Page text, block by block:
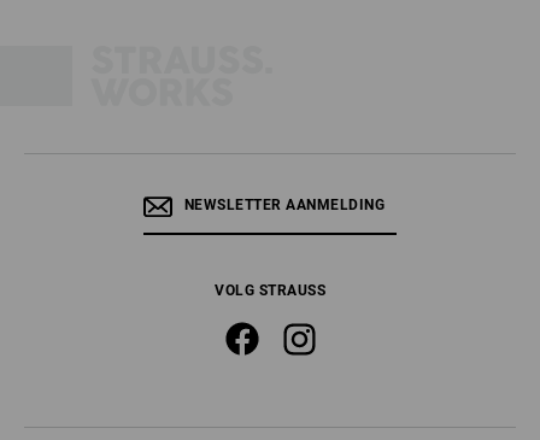
Zoals S3 + bovendien compleet waterdicht dankzij
Een brandstofbestendige zool is conform EN ISO 20345:2022 slechts een
NEWSLETTER AANMELDING
VOLG STRAUSS